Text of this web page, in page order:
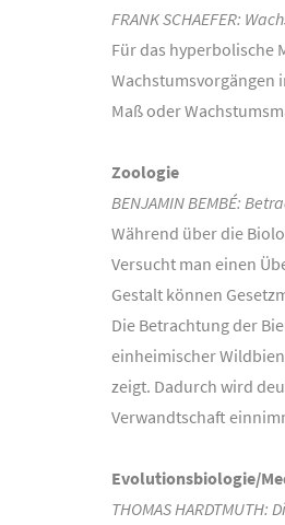
FRANK SCHAEFER:
Für das hyperbolische
Wachstumsvorgängen
Maß oder
Zoologie
BENJAMIN BEMBÉ:
Während über die
Versucht man einen
Gestalt können
Die Betrachtung der
einheimischer
zeigt. Dadurch wird
Verwandtschaft
Evolutionsbiologie/
THOMAS